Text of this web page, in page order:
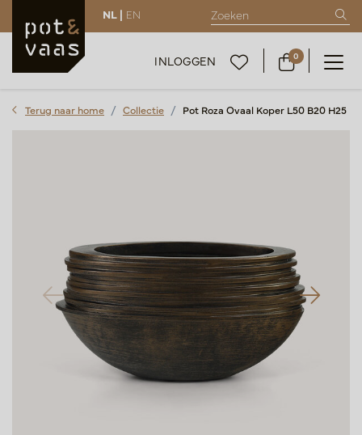
NL | EN
INLOGGEN 0
Terug naar home Collectie Pot Roza Ovaal Koper L50 B20 H25